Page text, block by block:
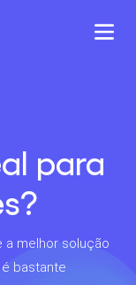
para
a melhor solução
bastante